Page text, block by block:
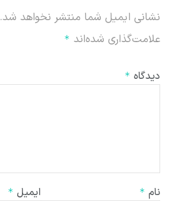
نشانی ایمیل شما منتشر نخواهد شد.
علامت‌گذاری شده‌اند *
دیدگاه *
نام * ایمیل *